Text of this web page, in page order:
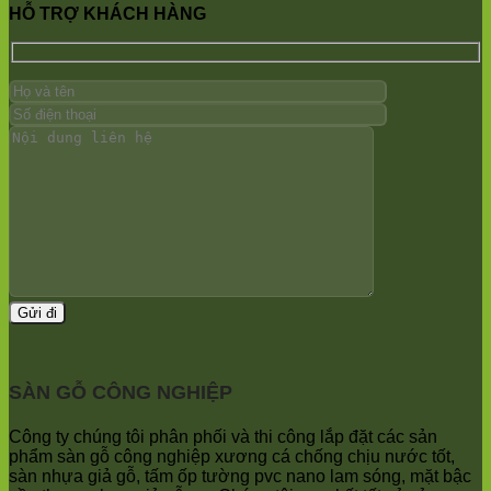
Hưng
Yên
Yên
Lãng
Nội
Giã
Anh
Chương
Mỹ
Nam
Sơn
Hương
Sơn
Phú
Ninh
Bình
Quảng
HỖ TRỢ KHÁCH HÀNG
SÀN GỖ CÔNG NGHIỆP
Công ty chúng tôi phân phối và thi công lắp đặt các sản
phẩm sàn gỗ công nghiệp xương cá chống chịu nước tốt,
sàn nhựa giả gỗ, tấm ốp tường pvc nano lam sóng, mặt bậc